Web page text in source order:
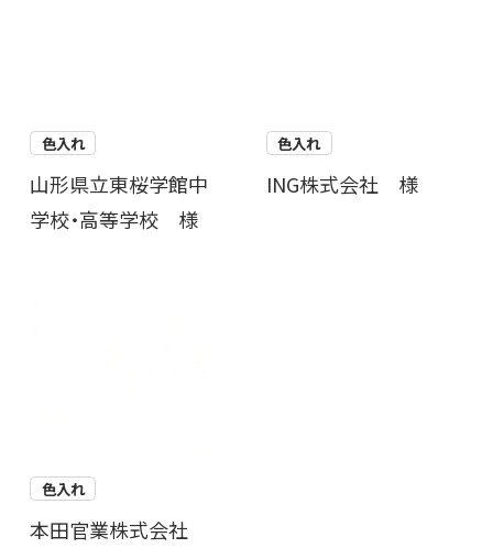
色入れ
山形県立東桜学館中
学校・高等学校 様
色入れ
ING株式会社 様
色入れ
本田官業株式会社